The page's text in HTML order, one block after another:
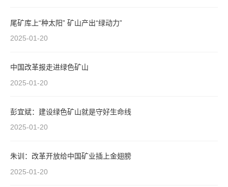
尾矿库上“种太阳” 矿山产出“绿动力”
2025-01-20
中国改革报走进绿色矿山
2025-01-20
彭宜斌：建设绿色矿山就是守好生命线
2025-01-20
朱训：改革开放给中国矿业插上金翅膀
2025-01-20